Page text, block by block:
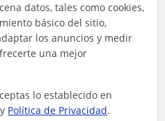
legaly deprivacidad
datos, tales como cookies,
básico del sitio,
los anuncios y medir
una mejor
lo establecido en
y Política de Privacidad.